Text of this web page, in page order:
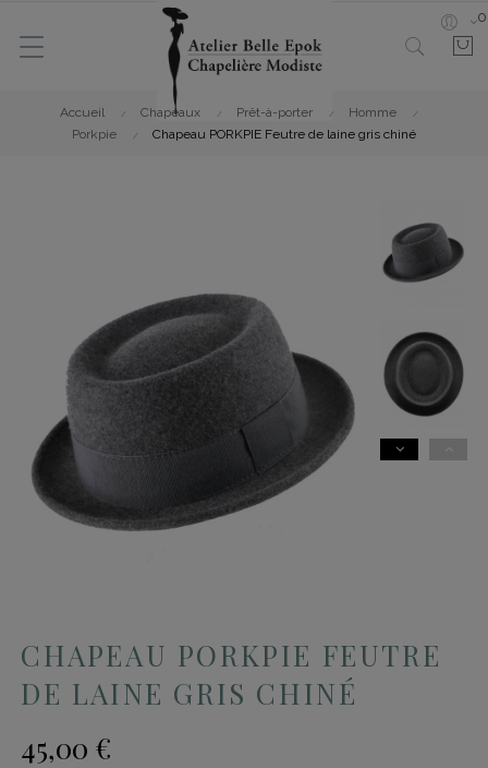
0
Accueil Chapeaux Prêt-à-porter
Homme
Porkpie
Chapeau PORKPIE Feutre de laine gris chiné
CHAPEAU PORKPIE FEUTRE
DE LAINE GRIS CHINÉ
45,00 €